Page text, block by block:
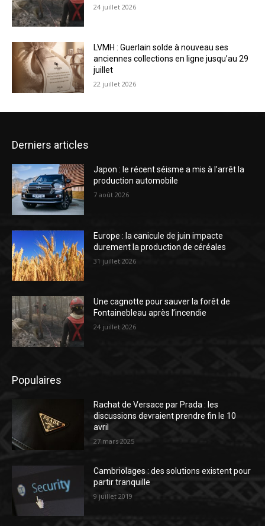
24 juillet 2026
LVMH : Guerlain solde à nouveau ses
anciennes collections en ligne jusqu’au 29
juillet
22 juillet 2026
Derniers articles
Japon : le récent séisme a mis à l’arrêt la
production automobile
7 août 2026
Europe : la canicule de juin impacte
durement la production de céréales
31 juillet 2026
Une cagnotte pour sauver la forêt de
Fontainebleau après l’incendie
24 juillet 2026
Populaires
Rachat de Versace par Prada : les
discussions devraient prendre fin le 10
avril
27 mars 2025
Cambriolages : des solutions existent pour
partir tranquille
9 juillet 2019